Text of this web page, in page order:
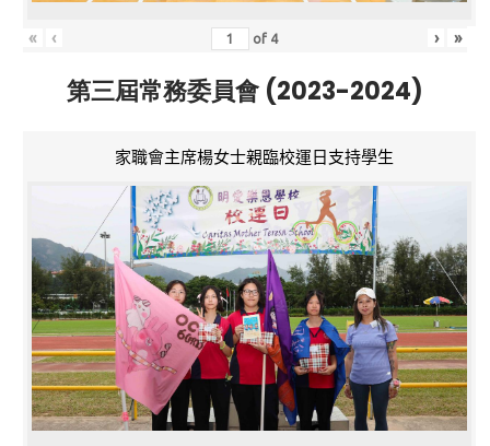
« ‹ of 4 › »
第三屆常務委員會 (2023-2024)
家職會主席楊女士親臨校運日支持學生